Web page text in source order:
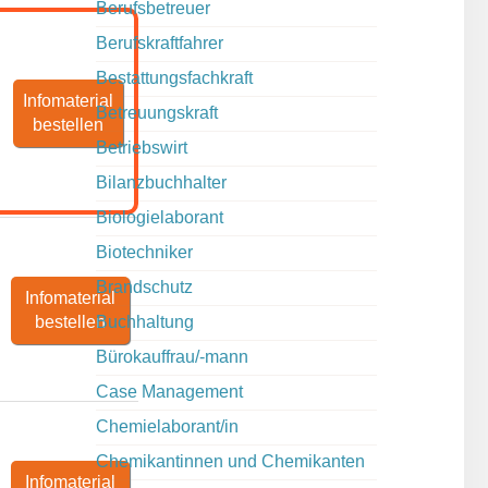
Infomaterial
bestellen
Infomaterial
bestellen
Infomaterial
Berufsbetreuer
Berufskraftfahrer
Bestattungsfachkraft
Betreuungskraft
Betriebswirt
Bilanzbuchhalter
Biologielaborant
Biotechniker
Brandschutz
Buchhaltung
Bürokauffrau/-mann
Case Management
Chemielaborant/in
Chemikantinnen und Chemikanten